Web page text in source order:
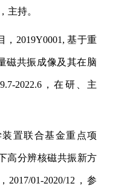
，主持。
， 2019Y0001, 基于重
磁共振成像及其在脑
2022.6，在研、主
置联合基金重点项
高分辨核磁共振新方
2017/01-2020/12 ，参